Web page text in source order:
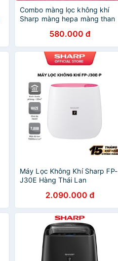
Combo màng lọc không khí
Sharp màng hepa màng than
580.000 đ
Máy Lọc Không Khí Sharp FP-
J30E Hàng Thái Lan
2.090.000 đ